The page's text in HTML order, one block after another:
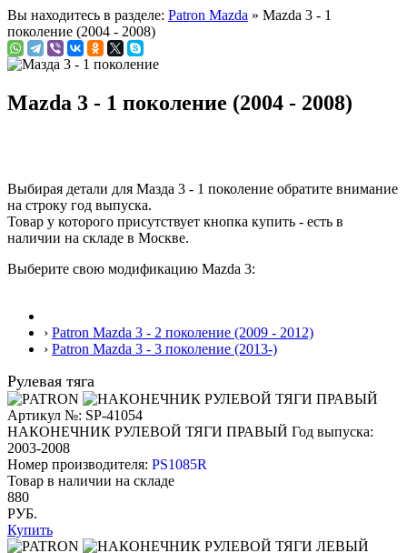
Вы находитесь в разделе: Patron Mazda » Mazda 3 - 1
поколение (2004 - 2008)
Mazda 3 - 1 поколение (2004 - 2008)
Выбирая детали для Мазда 3 - 1 поколение обратите внимание
на строку год выпуска.
Товар у которого присутствует кнопка купить - есть в
наличии на складе в Москве.
Выберите свою модификацию Mazda 3:
› Patron Mazda 3 - 2 поколение (2009 - 2012)
› Patron Mazda 3 - 3 поколение (2013-)
Рулевая тяга
Артикул №: SP-41054
НАКОНЕЧНИК РУЛЕВОЙ ТЯГИ ПРАВЫЙ Год выпуска:
2003-2008
Номер производителя: PS1085R
Товар в наличии на складе
880
РУБ.
Купить